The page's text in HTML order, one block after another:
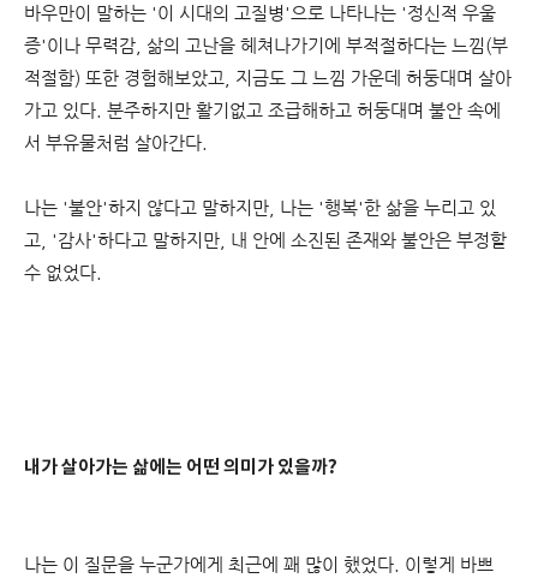
바우만이 말하는 '이 시대의 고질병'으로 나타나는 '정신적 우울
증'이나 무력감, 삶의 고난을 헤쳐나가기에 부적절하다는 느낌(부
적절함) 또한 경험해보았고, 지금도 그 느낌 가운데 허둥대며 살아
가고 있다. 분주하지만 활기없고 조급해하고 허둥대며 불안 속에
서 부유물처럼 살아간다.
나는 '불안'하지 않다고 말하지만, 나는 '행복'한 삶을 누리고 있
고, '감사'하다고 말하지만, 내 안에 소진된 존재와 불안은 부정할
수 없었다.
내가 살아가는 삶에는 어떤 의미가 있을까?
나는 이 질문을 누군가에게 최근에 꽤 많이 했었다. 이렇게 바쁘